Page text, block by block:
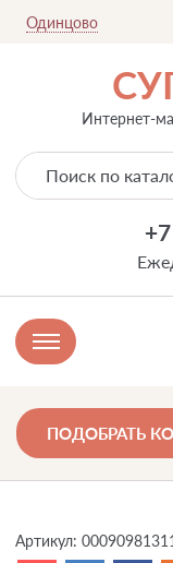
Одинцово
Интернет-
ПОДОБРАТЬ
Артикул: